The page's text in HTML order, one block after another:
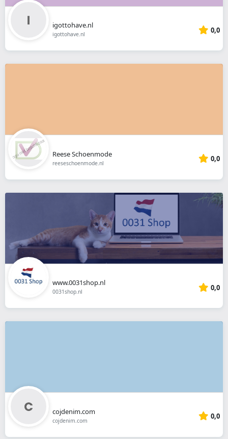
igottohave.nl
igottohave.nl 0,0
Reese Schoenmode
reeseschoenmode.nl 0,0
www.0031shop.nl
0031shop.nl 0,0
cojdenim.com
cojdenim.com 0,0